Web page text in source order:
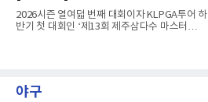
2026시즌 열여덟 번째 대회이자 KLPGA투어 하
반기 첫 대회인 ‘제13회 제주삼다수 마스터
홀에서 경기하고 있다.
야구